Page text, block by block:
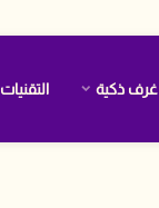
غرف ذكية التقنيات